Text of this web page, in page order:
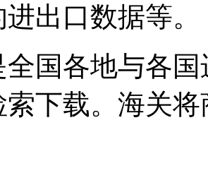
出口数据等。
全国各地与各
下载。海关